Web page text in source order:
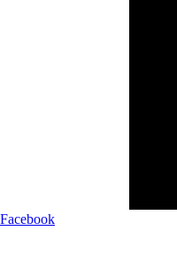
Facebook